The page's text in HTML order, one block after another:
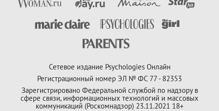
Сетевое издание Psychologies Онлайн
Регистрационный номер ЭЛ № ФС 77 - 82353
Зарегистрировано Федеральной службой по надзору в
сфере связи, информационных технологий и массовых
коммуникаций (Роскомнадзор) 23.11.2021 18+